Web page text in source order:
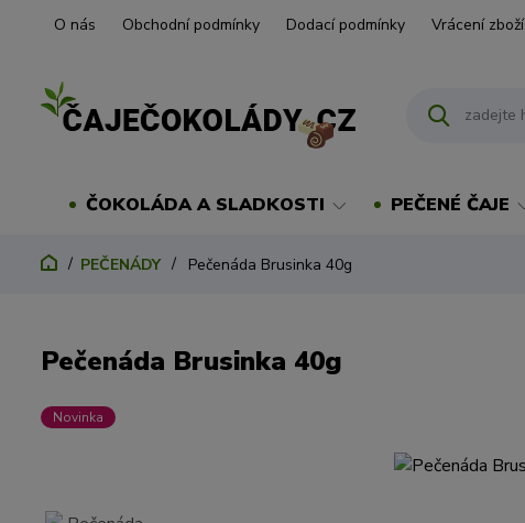
O nás Obchodní podmínky Dodací podmínky Vrácení zboží
ČOKOLÁDA A SLADKOSTI PEČENÉ ČAJE
PEČENÁDY Pečenáda Brusinka 40g
Pečenáda Brusinka 40g
Novinka